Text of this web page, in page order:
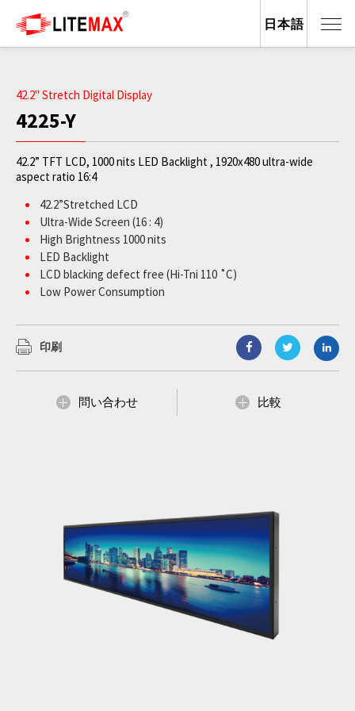
42.2" Stretch Digital Display
4225-Y
42.2” TFT LCD, 1000 nits LED Backlight , 1920x480 ultra-wide
aspect ratio 16:4
42.2”Stretched LCD
Ultra-Wide Screen (16 : 4)
High Brightness 1000 nits
LED Backlight
LCD blacking defect free (Hi-Tni 110 ˚C)
Low Power Consumption
印刷
問い合わせ 比較
日本語